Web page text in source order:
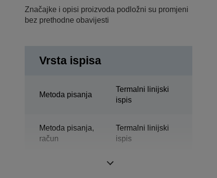
Značajke i opisi proizvoda podložni su promjeni
bez prethodne obavijesti
Vrsta ispisa
Metoda pisanja
Termalni linijski
ispis
Metoda pisanja,
račun
Termalni linijski
ispis